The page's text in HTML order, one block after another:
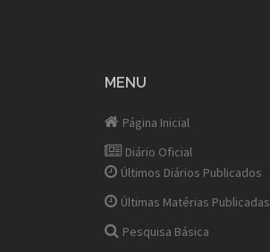
MENU
Página Inicial
Diário Oficial
Últimos Diários Publicados
Últimas Matérias Publicadas
Pesquisa Básica